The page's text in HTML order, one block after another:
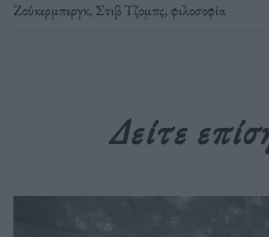
Ζούκερμπεργκ, Στιβ Τζομπς,φιλοσοφία
Δείτε